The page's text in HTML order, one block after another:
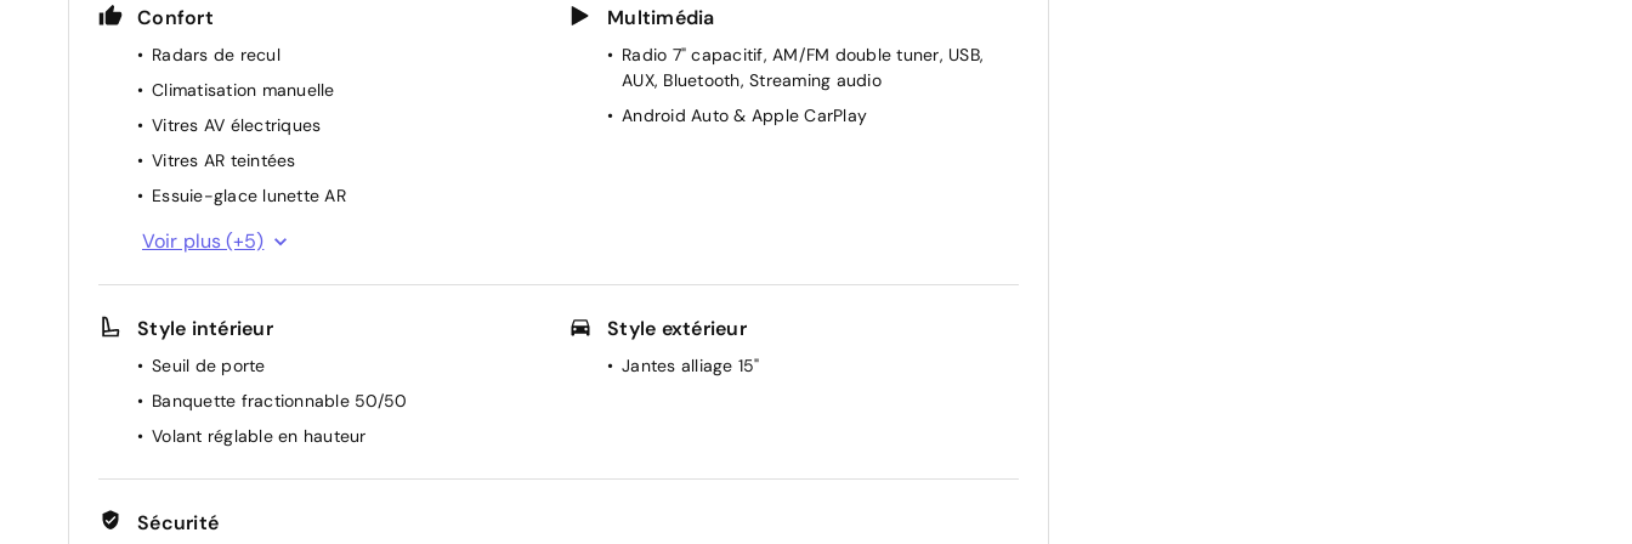
Confort
Radars de recul
Climatisation manuelle
Vitres AV électriques
Vitres AR teintées
Essuie-glace lunette AR
Direction assistée électrique
Prise électrique 12V
Fenêtre AR chauffée
Voir plus (+5)
Multimédia
Radio 7" capacitif, AM/FM double tuner, USB,
AUX, Bluetooth, Streaming audio
Android Auto & Apple CarPlay
Style intérieur
Seuil de porte
Banquette fractionnable 50/50
Volant réglable en hauteur
Style extérieur
Jantes alliage 15"
Sécurité